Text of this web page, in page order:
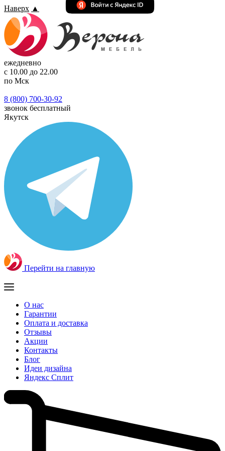
Наверх ▲
ежедневно
с 10.00 до 22.00
по Мск
8 (800) 700-30-92
звонок бесплатный
Якутск
Перейти на главную
О нас
Гарантии
Оплата и доставка
Отзывы
Акции
Контакты
Блог
Идеи дизайна
Яндекс Сплит